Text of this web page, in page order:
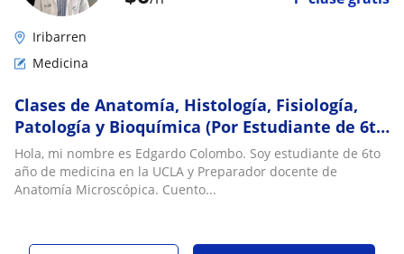
Iribarren
Medicina
Clases de Anatomía, Histología, Fisiología,
Patología y Bioquímica (Por Estudiante de 6to
Año)
Hola, mi nombre es Edgardo Colombo. Soy estudiante de 6to
año de medicina en la UCLA y Preparador docente de
Anatomía Microscópica. Cuento...